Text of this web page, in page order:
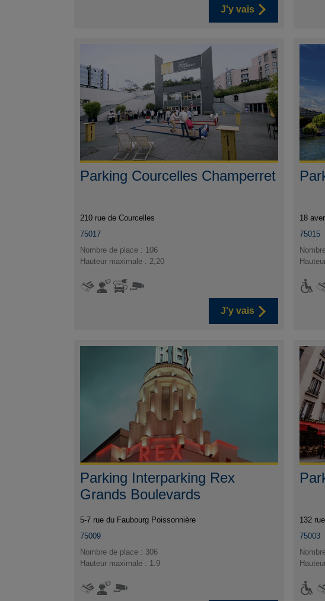
J'y vais
Parking Courcelles Champerret
210 rue de Courcelles
75017
Nombre de place : 106
Hauteur maximale : 2,20
J'y vais
18
75015
Parking Interparking Rex
Grands Boulevards
5-7 rue du Faubourg Poissonnière
75009
Nombre de place : 306
Hauteur maximale : 1.9
132
75003